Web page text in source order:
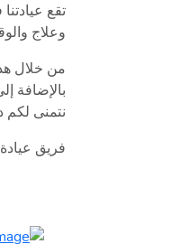
وعلاج
من خلال
بالإضافة
نتمنى لكم
فريق